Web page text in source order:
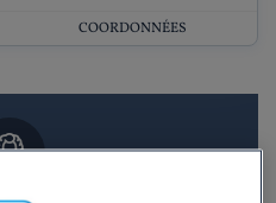
COORDONNÉES